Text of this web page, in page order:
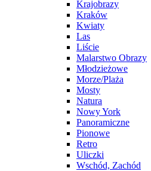
Krajobrazy
Kraków
Kwiaty
Las
Liście
Malarstwo Obrazy
Młodzieżowe
Morze/Plaża
Mosty
Natura
Nowy York
Panoramiczne
Pionowe
Retro
Uliczki
Wschód, Zachód